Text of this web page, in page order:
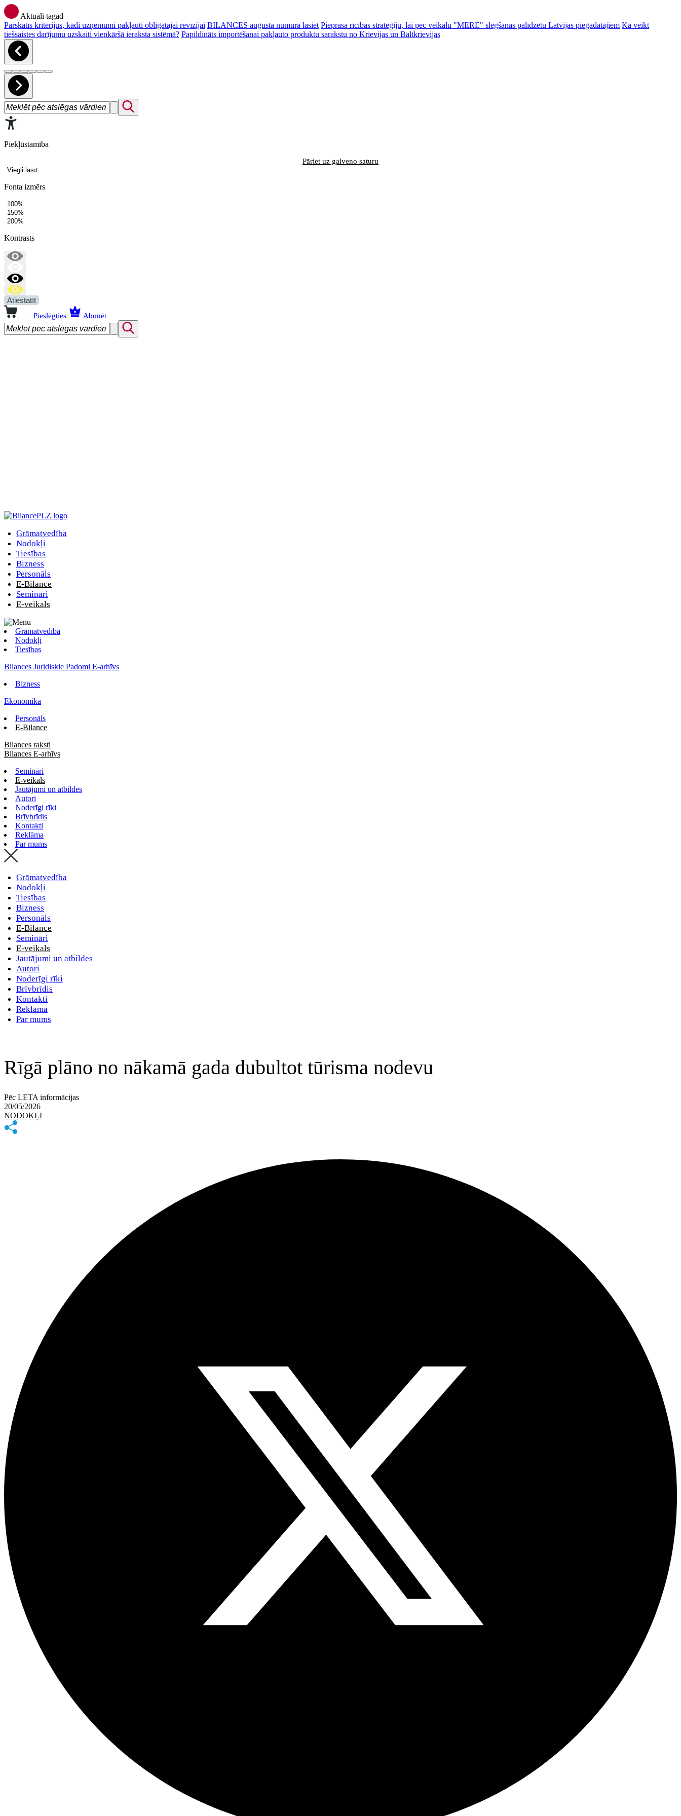
Aktuāli tagad
Pārskatīs kritērijus, kādi uzņēmumi pakļauti obligātajai revīzijai BILANCES augusta numurā lasiet Pieprasa rīcības stratēģiju, lai pēc veikalu "MERE" slēgšanas palīdzētu Latvijas piegādātājiem Kā veikt
tiešsaistes darījumu uzskaiti vienkāršā ieraksta sistēmā? Papildināts importēšanai pakļauto produktu sarakstu no Krievijas un Baltkrievijas
Piekļūstamība
Pāriet uz galveno saturu
Viegli lasīt
Fonta izmērs
100%
150%
200%
Kontrasts
Atiestatīt
Pieslēgties Abonēt
Grāmatvedība
Nodokļi
Tiesības
Bizness
Personāls
E-Bilance
Semināri
E-veikals
Grāmatvedība
Nodokļi
Tiesības
Bilances Juridiskie Padomi E-arhīvs
Bizness
Ekonomika
Personāls
E-Bilance
Bilances raksti
Bilances E-arhīvs
Semināri
E-veikals
Jautājumi un atbildes
Autori
Noderīgi rīki
Brīvbrīdis
Kontakti
Reklāma
Par mums
Grāmatvedība
Nodokļi
Tiesības
Bizness
Personāls
E-Bilance
Semināri
E-veikals
Jautājumi un atbildes
Autori
Noderīgi rīki
Brīvbrīdis
Kontakti
Reklāma
Par mums
Rīgā plāno no nākamā gada dubultot tūrisma nodevu
Pēc LETA informācijas
20/05/2026
NODOKĻI